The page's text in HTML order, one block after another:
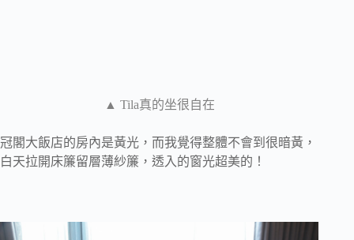
▲ Tila真的坐很自在
冠閣大飯店的房內是黃光，而我覺得整體不會到很暗黃，
白天拉開床簾留層薄紗簾，透入的窗光超美的！